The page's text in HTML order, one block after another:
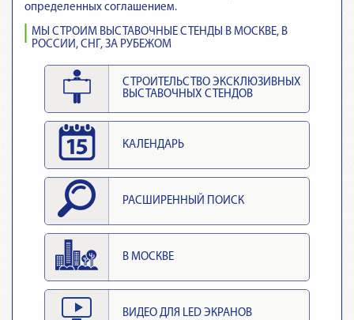
определенных соглашением.
МЫ СТРОИМ ВЫСТАВОЧНЫЕ СТЕНДЫ В МОСКВЕ, В
РОССИИ, СНГ, ЗА РУБЕЖОМ
СТРОИТЕЛЬСТВО ЭКСКЛЮЗИВНЫХ
ВЫСТАВОЧНЫХ СТЕНДОВ
КАЛЕНДАРЬ
РАСШИРЕННЫЙ ПОИСК
В МОСКВЕ
ВИДЕО ДЛЯ LED ЭКРАНОВ